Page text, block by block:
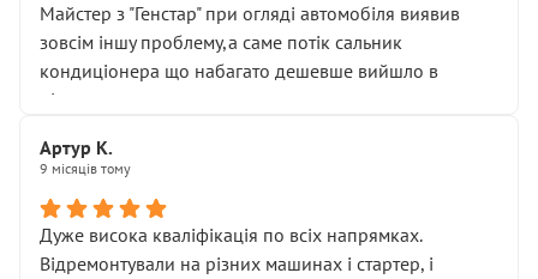
Майстер з "Генстар" при огляді автомобіля виявив
зовсім іншу проблему,а саме потік сальник
кондиціонера що набагато дешевше вийшло в
підсумку.
Артур К.
9 місяців тому
Дуже висока кваліфікація по всіх напрямках.
Відремонтували на різних машинах і стартер, і